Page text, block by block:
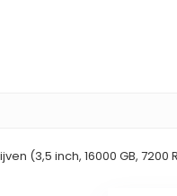
(3,5 inch, 16000 GB, 7200